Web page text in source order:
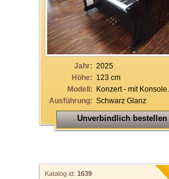
Jahr: 2025
Höhe: 123 cm
Modell: Konzert - mit Konsole...
Ausführung: Schwarz Glanz
Unverbindlich bestellen
Katalog id: 1639